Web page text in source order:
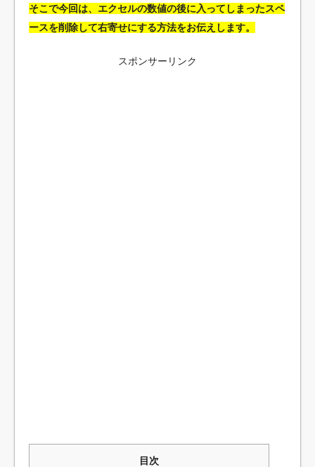
そこで今回は、エクセルの数値の後に入ってしまったスペ
ースを削除して右寄せにする方法をお伝えします。
スポンサーリンク
目次